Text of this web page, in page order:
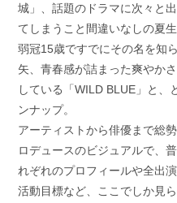
城」、話題のドラマに次々と
てしまうこと間違いなしの夏
弱冠15歳ですでにその名を知
矢、青春感が詰まった爽やか
している「WILD BLUE」と、
ンナップ。
アーティストから俳優まで総
ロデュースのビジュアルで、
れぞれのプロフィールや全出
活動目標など、ここでしか見